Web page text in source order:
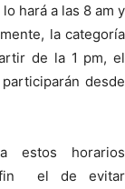
hará a las 8 am y
la categoría
de la 1 pm, el
desde
estos horarios
fin el de evitar